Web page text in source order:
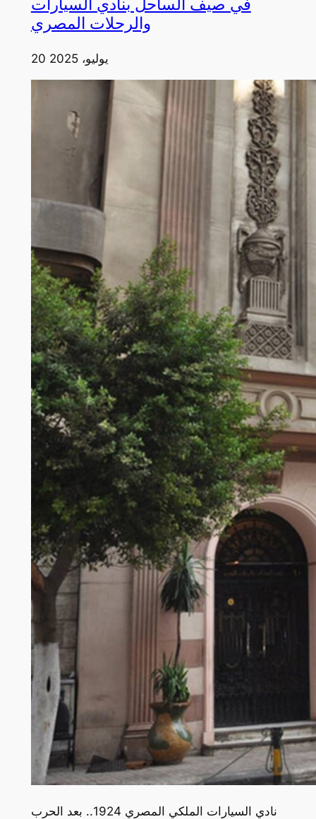
في صيف الساحل بنادي السيارات
والرحلات المصري
20 يوليو، 2025
نادي السيارات الملكي المصري 1924.. بعد الحرب